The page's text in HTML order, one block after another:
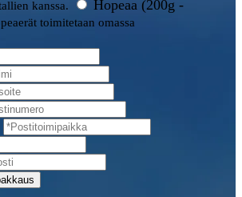
kanssa.
Hopeaa (200g -
toimitetaan omassa